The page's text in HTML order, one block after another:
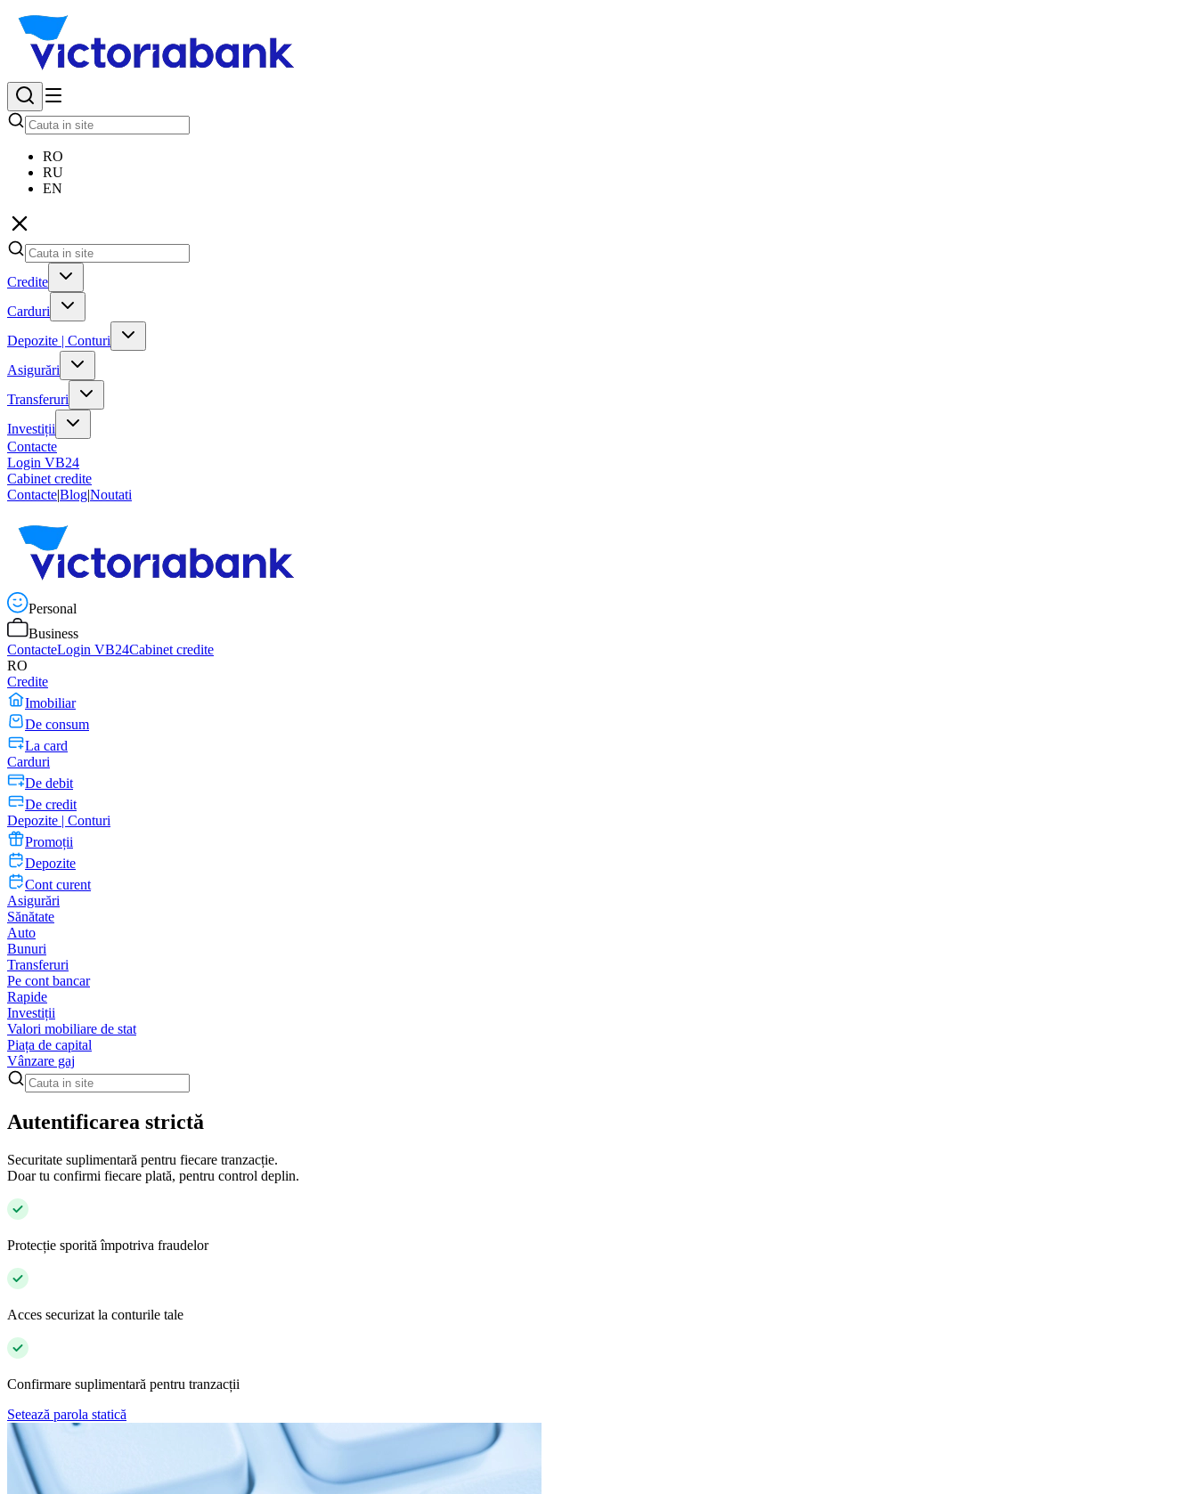
RO
RU
EN
Credite
Carduri
Depozite | Conturi
Asigurări
Transferuri
Investiții
Contacte
Login VB24
Cabinet credite
Contacte|Blog|Noutati
Personal
Business
ContacteLogin VB24Cabinet credite
RO
Credite
Imobiliar
De consum
La card
Carduri
De debit
De credit
Depozite | Conturi
Promoții
Depozite
Cont curent
Asigurări
Sănătate
Auto
Bunuri
Transferuri
Pe cont bancar
Rapide
Investiții
Valori mobiliare de stat
Piața de capital
Vânzare gaj
Autentificarea strictă
Securitate suplimentară pentru fiecare tranzacție.
Doar tu confirmi fiecare plată, pentru control deplin.
Protecție sporită împotriva fraudelor
Acces securizat la conturile tale
Confirmare suplimentară pentru tranzacții
Setează parola statică